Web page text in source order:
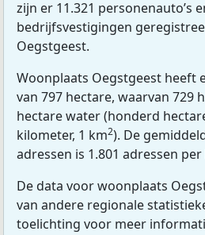
zijn er 11.321 personenauto’s
bedrijfsvestigingen
Oegstgeest.
Woonplaats Oegstgeest heeft
van 797 hectare, waarvan 729
hectare water (honderd
kilometer, 1 km2). De
adressen is 1.801 adressen
De data voor woonplaats
van andere regionale
toelichting voor meer